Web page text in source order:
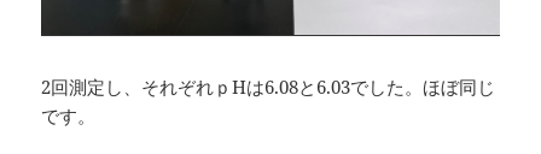
2回測定し、それぞれｐHは6.08と6.03でした。ほぼ同じ
です。